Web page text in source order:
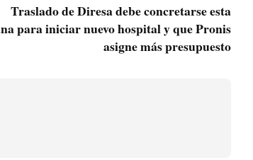
Traslado de Diresa debe concretarse esta
para iniciar nuevo hospital y que Pronis
asigne más presupuesto